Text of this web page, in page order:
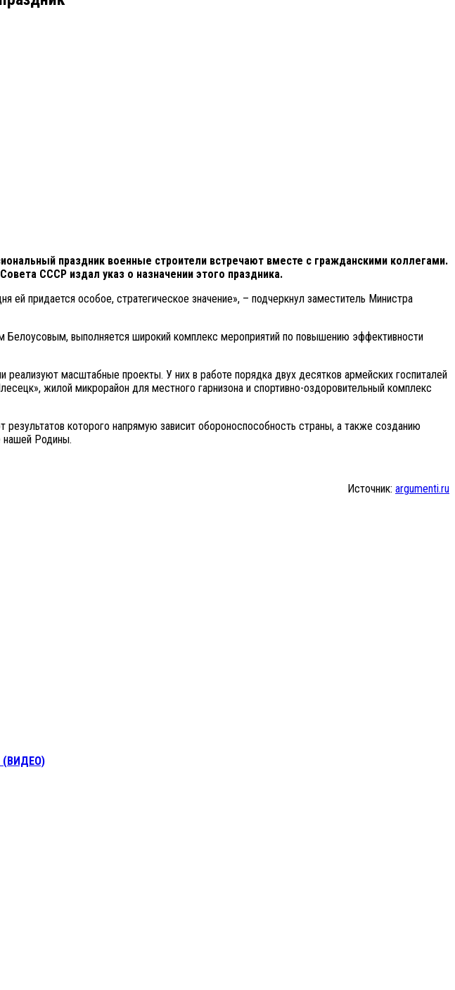
праздник военные строители встречают вместе с гражданскими коллегами.
СССР издал указ о назначении этого праздника.
придается особое, стратегическое значение», – подчеркнул заместитель Министра
выполняется широкий комплекс мероприятий по повышению эффективности
масштабные проекты. У них в работе порядка двух десятков армейских госпиталей
жилой микрорайон для местного гарнизона и спортивно-оздоровительный комплекс
которого напрямую зависит обороноспособность страны, а также созданию
нашей Родины.
Источник: argumenti.ru
(ВИДЕО)